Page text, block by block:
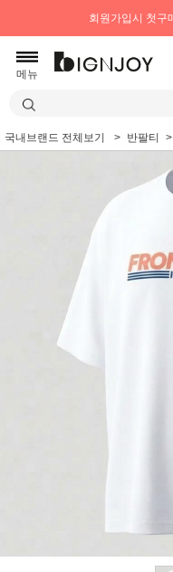
회원가입시 첫구
메뉴
국내브랜드 전체보기 반팔티